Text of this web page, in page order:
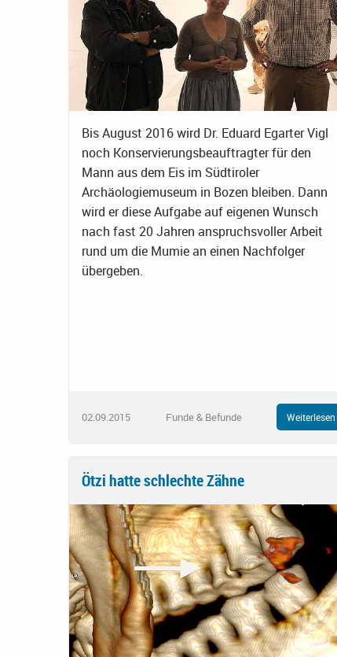
Bis August 2016 wird Dr. Eduard Egarter Vigl
noch Konservierungsbeauftragter für den
Mann aus dem Eis im Südtiroler
Archäologiemuseum in Bozen bleiben. Dann
wird er diese Aufgabe auf eigenen Wunsch
nach fast 20 Jahren anspruchsvoller Arbeit
rund um die Mumie an einen Nachfolger
übergeben.
02.09.2015 Funde & Befunde Weiterlesen
Ötzi hatte schlechte Zähne